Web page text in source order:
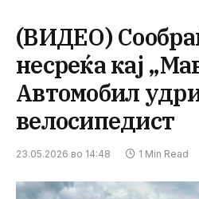
(ВИДЕО)
несреќа кај
Автомобил
велосипедист
23.05.2026 во 14:48 1 Min Read